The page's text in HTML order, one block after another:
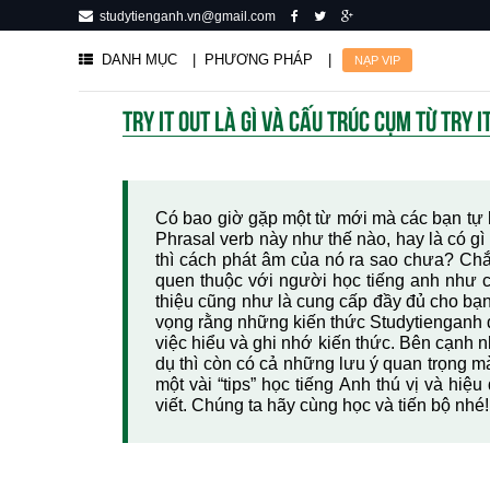
studytienganh.vn@gmail.com
DANH MỤC | PHƯƠNG PHÁP NẠP VIP
TRY IT OUT LÀ GÌ VÀ CẤU TRÚC CỤM TỪ TRY
Có bao giờ gặp một từ mới mà các bạn tự
Phrasal verb này như thế nào, hay là có
thì cách phát âm của nó ra sao chưa?
quen thuộc với người học tiếng anh như
thiệu cũng như là cung cấp đầy đủ cho
vọng rằng những kiến thức
việc hiểu và ghi nhớ kiến thức. Bên cạnh
dụ thì còn có cả những lưu ý quan trọng
một vài “tips” học tiếng Anh thú vị và
viết. Chúng ta hãy cùng học và tiến bộ nhé!